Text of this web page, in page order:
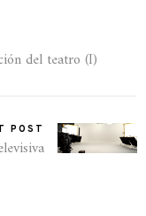
del teatro (I)
POST